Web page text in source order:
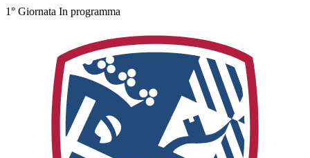
1° Giornata In programma